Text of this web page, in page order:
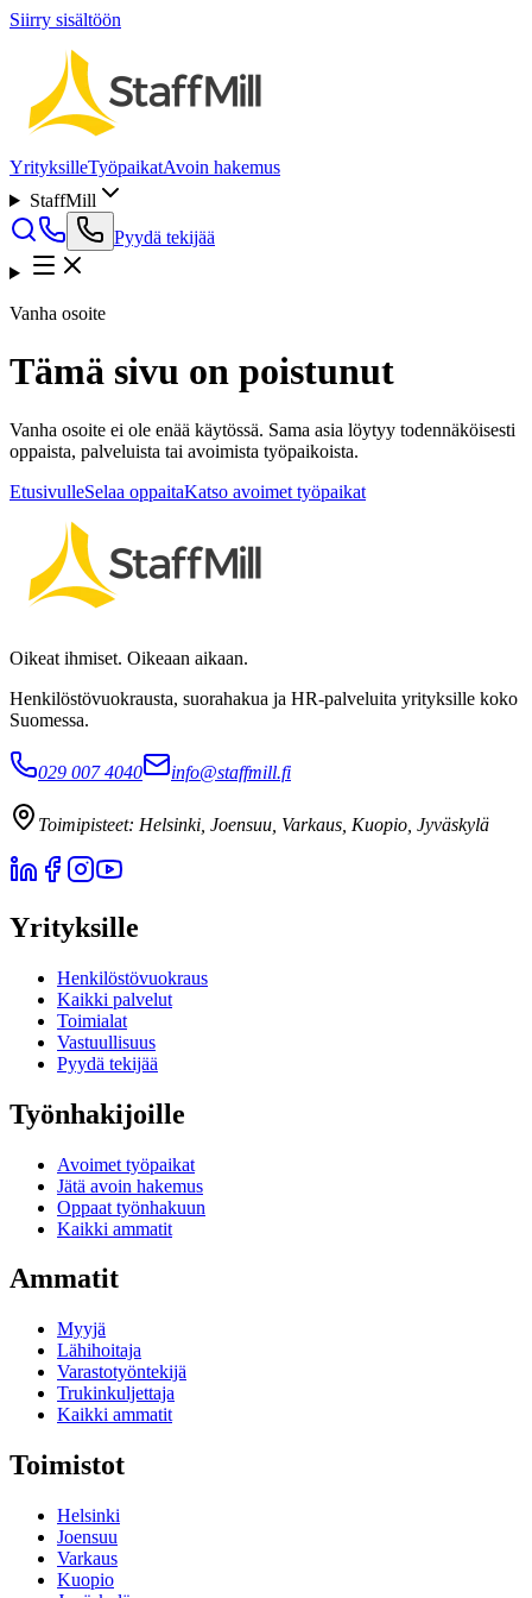
Siirry sisältöön
YrityksilleTyöpaikatAvoin hakemus
StaffMill
Pyydä tekijää
Vanha osoite
Tämä sivu on poistunut
Vanha osoite ei ole enää käytössä. Sama asia löytyy todennäköisesti
oppaista, palveluista tai avoimista työpaikoista.
EtusivulleSelaa oppaitaKatso avoimet työpaikat
Oikeat ihmiset. Oikeaan aikaan.
Henkilöstövuokrausta, suorahakua ja HR-palveluita yrityksille koko
Suomessa.
029 007 4040 info@staffmill.fi
Toimipisteet: Helsinki, Joensuu, Varkaus, Kuopio, Jyväskylä
Yrityksille
Henkilöstövuokraus
Kaikki palvelut
Toimialat
Vastuullisuus
Pyydä tekijää
Työnhakijoille
Avoimet työpaikat
Jätä avoin hakemus
Oppaat työnhakuun
Kaikki ammatit
Ammatit
Myyjä
Lähihoitaja
Varastotyöntekijä
Trukinkuljettaja
Kaikki ammatit
Toimistot
Helsinki
Joensuu
Varkaus
Kuopio